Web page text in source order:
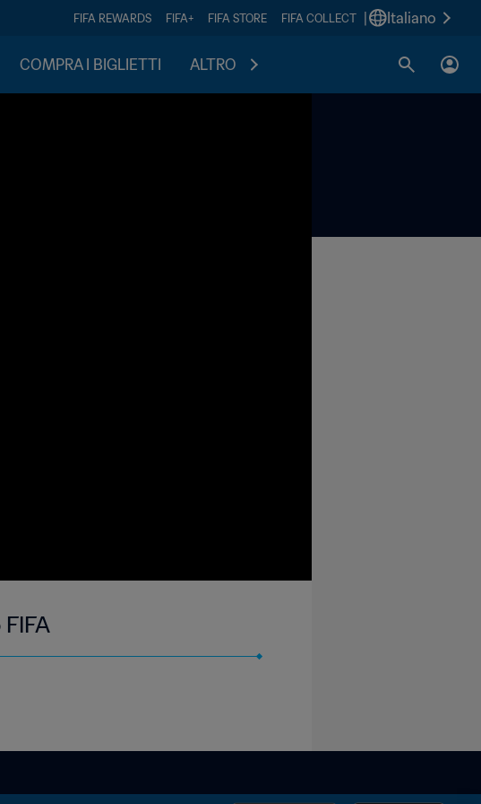
FIFA REWARDS FIFA+ FIFA STORE FIFA COLLECT Italiano
COMPRA I BIGLIETTI ALTRO